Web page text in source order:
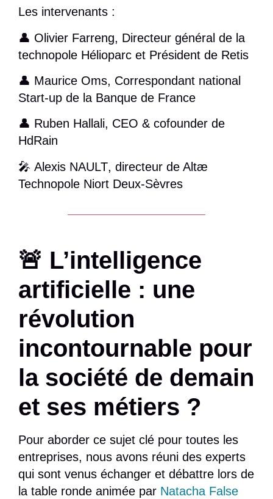
Les intervenants :
👤 Olivier Farreng, Directeur général de la
technopole Hélioparc et Président de Retis
👤 Maurice Oms, Correspondant national
Start-up de la Banque de France
👤 Ruben Hallali, CEO & cofounder de
HdRain
🎤 Alexis NAULT, directeur de Altæ
Technopole Niort Deux-Sèvres
🚨 L’intelligence
artificielle : une
révolution
incontournable pour
la société de demain
et ses métiers ?
Pour aborder ce sujet clé pour toutes les
entreprises, nous avons réuni des experts
qui sont venus échanger et débattre lors de
la table ronde animée par Natacha False